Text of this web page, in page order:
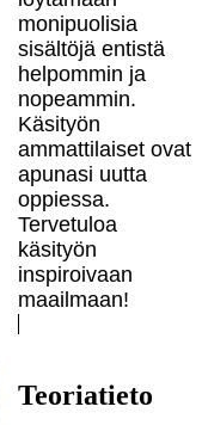
monipuolisia
sisältöjä entistä
helpommin ja
nopeammin.
Käsityön
ammattilaiset ovat
apunasi uutta
oppiessa.
Tervetuloa
käsityön
inspiroivaan
maailmaan!
Teoriatieto